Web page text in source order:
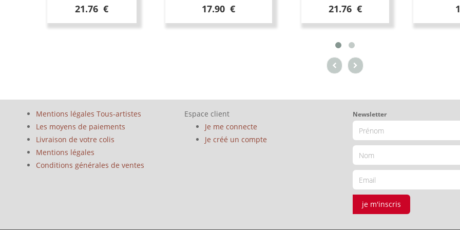
21.76 € 17.90 € 21.76 €
Mentions légales Tous-artistes
Les moyens de paiements
Livraison de votre colis
Mentions légales
Conditions générales de ventes
Espace client
Je me connecte
Je créé un compte
Newsletter
je m'inscris